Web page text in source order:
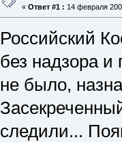
« Ответ #1 : 14 февраля
Российский
без надзора и
не было,
следили...